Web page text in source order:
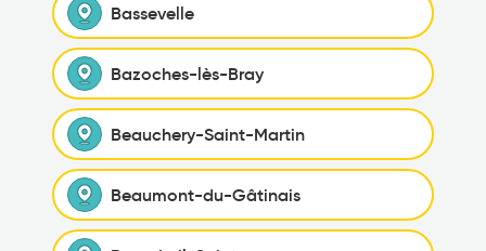
Bassevelle
Bazoches-lès-Bray
Beauchery-Saint-Martin
Beaumont-du-Gâtinais